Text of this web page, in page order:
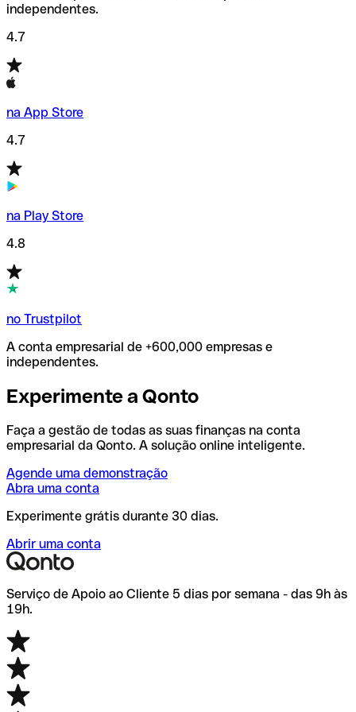
independentes.
4.7
na App Store
4.7
na Play Store
4.8
no Trustpilot
A conta empresarial de +600,000 empresas e
independentes.
Experimente a Qonto
Faça a gestão de todas as suas finanças na conta
empresarial da Qonto. A solução online inteligente.
Agende uma demonstração
Abra uma conta
Experimente grátis durante 30 dias.
Abrir uma conta
Serviço de Apoio ao Cliente 5 dias por semana - das 9h às
19h.